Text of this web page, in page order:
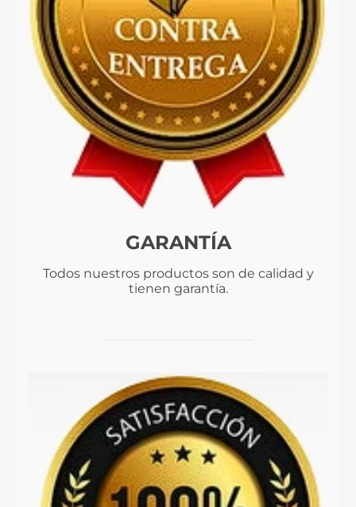
GARANTÍA
Todos nuestros productos son de calidad y
tienen garantía.